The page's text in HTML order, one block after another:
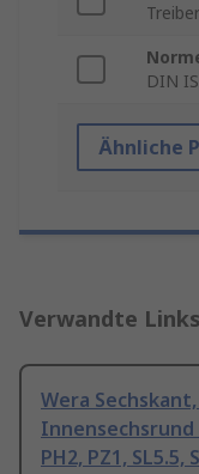
DIN
Ähnliche
Verwandte Links
Wera
Innensechsrund
PH2, PZ1, SL5.5,